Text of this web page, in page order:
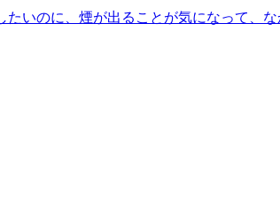
たいのに、煙が出ることが気になって、